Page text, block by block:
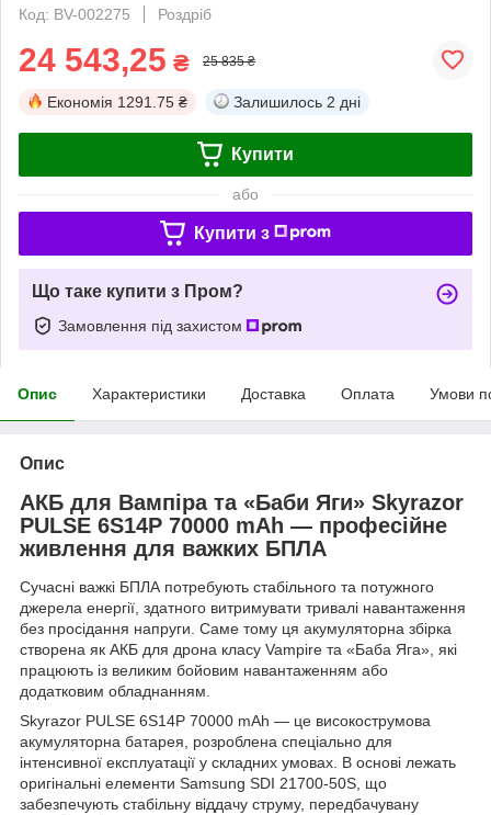
Код: BV-002275
Роздріб
24 543,25 ₴ 25 835 ₴
Економія 1291.75 ₴ Залишилось 2 дні
Купити
або
Купити з
Що таке купити з Пром?
Замовлення під захистом
Опис Характеристики Доставка Оплата Умови
Опис
АКБ для Вампіра та «Баби Яги» Skyrazor
PULSE 6S14P 70000 mAh — професійне
живлення для важких БПЛА
Сучасні важкі БПЛА потребують стабільного та потужного
джерела енергії, здатного витримувати тривалі навантаження
без просідання напруги. Саме тому ця акумуляторна збірка
створена як АКБ для дрона класу Vampire та «Баба Яга», які
працюють із великим бойовим навантаженням або
додатковим обладнанням.
Skyrazor PULSE 6S14P 70000 mAh — це високострумова
акумуляторна батарея, розроблена спеціально для
інтенсивної експлуатації у складних умовах. В основі лежать
оригінальні елементи Samsung SDI 21700-50S, що
забезпечують стабільну віддачу струму, передбачувану